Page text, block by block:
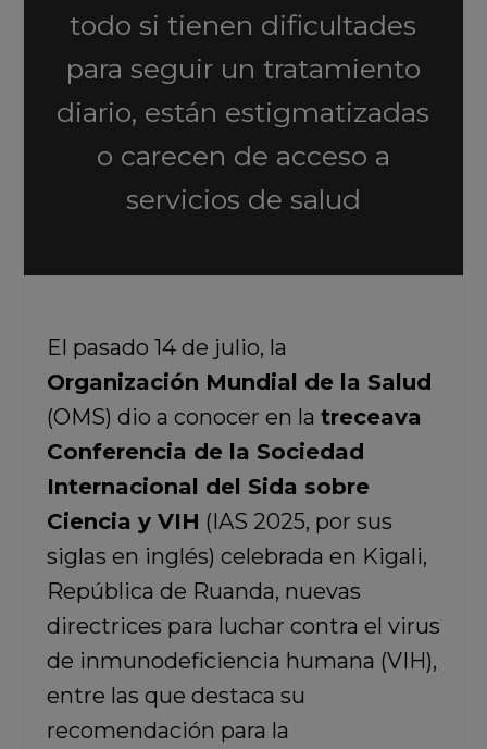
todo si tienen dificultades
para seguir un tratamiento
diario, están estigmatizadas
o carecen de acceso a
servicios de salud
El pasado 14 de julio, la
Organización Mundial de la Salud
(OMS) dio a conocer en la treceava
Conferencia de la Sociedad
Internacional del Sida sobre
Ciencia y VIH (IAS 2025, por sus
siglas en inglés) celebrada en Kigali,
República de Ruanda, nuevas
directrices para luchar contra el virus
de inmunodeficiencia humana (VIH),
entre las que destaca su
recomendación para la